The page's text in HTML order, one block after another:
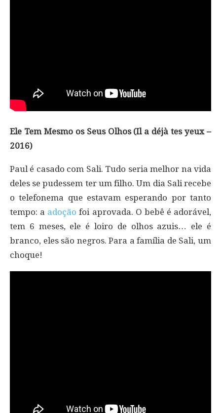
Ele Tem Mesmo os Seus Olhos (Il a déjà tes yeux –
2016)
Paul é casado com Sali. Tudo seria melhor na vida
deles se pudessem ter um filho. Um dia Sali recebe
o telefonema que estavam esperando por tanto
tempo: a adoção foi aprovada. O bebê é adorável,
tem 6 meses, ele é loiro de olhos azuis… ele é
branco, eles são negros. Para a família de Sali, um
choque!